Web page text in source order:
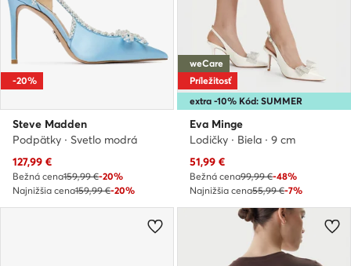
-20%
Steve Madden
Podpätky · Svetlo modrá
Aktuálna cena
127,99 €
Bežná cena159,99 €-20%
Najnižšia cena159,99 €-20%
extra -10% Kód: SUMMER
weCare
Príležitosť
Eva Minge
Lodičky · Biela · 9 cm
Aktuálna cena
51,99 €
Bežná cena99,99 €-48%
Najnižšia cena55,99 €-7%